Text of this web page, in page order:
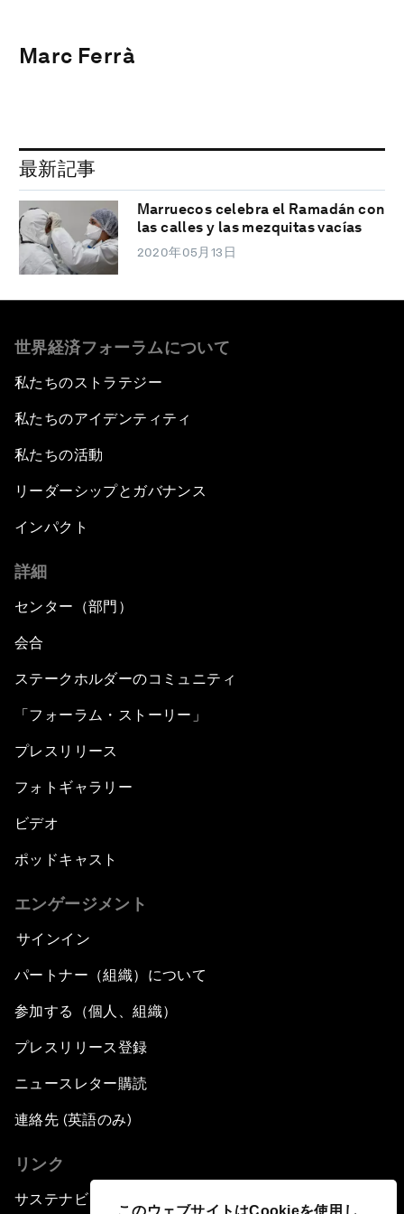
このウェブサイトはCookieを使用し
Marc Ferrà
最新記事
Marruecos celebra el Ramadán con
las calles y las mezquitas vacías
2020年05月13日
世界経済フォーラムについて
私たちのストラテジー
私たちのアイデンティティ
私たちの活動
リーダーシップとガバナンス
インパクト
詳細
センター（部門）
会合
ステークホルダーのコミュニティ
「フォーラム・ストーリー」
プレスリリース
フォトギャラリー
ビデオ
ポッドキャスト
エンゲージメント
サインイン
パートナー（組織）について
参加する（個人、組織）
プレスリリース登録
ニュースレター購読
連絡先 (英語のみ)
リンク
サステナビリティへの取り組み